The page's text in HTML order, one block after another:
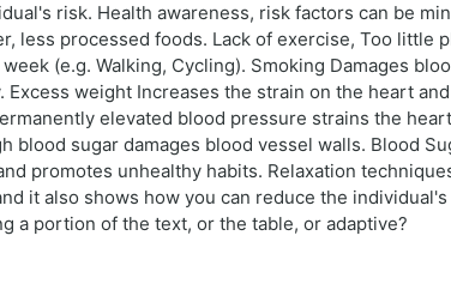
risk. Health awareness, risk factors can be
less processed foods. Lack of exercise, Too little
(e.g. Walking, Cycling). Smoking Damages
weight Increases the strain on the heart
elevated blood pressure strains the
sugar damages blood vessel walls. Blood
promotes unhealthy habits. Relaxation
it also shows how you can reduce the
a portion of the text, or the table, or adaptive?